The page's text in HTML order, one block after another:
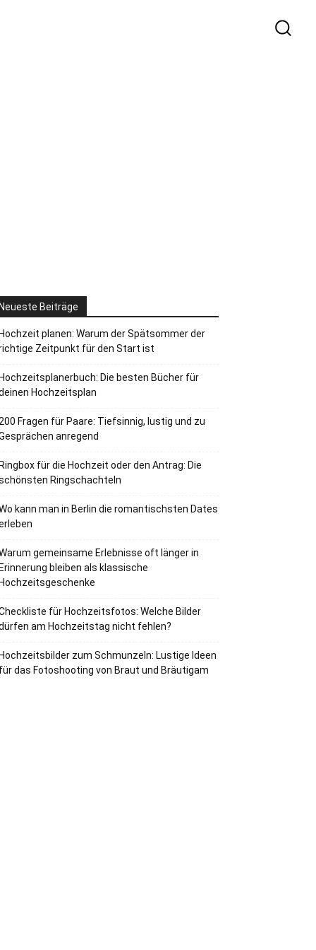
Neueste Beiträge
Hochzeit planen: Warum der Spätsommer der
Zeitpunkt für den Start ist
Hochzeitsplanerbuch: Die besten Bücher für
Hochzeitsplan
200 Fragen für Paare: Tiefsinnig, lustig und zu
anregend
Ringbox für die Hochzeit oder den Antrag: Die
Ringschachteln
kann man in Berlin die romantischsten Dates
gemeinsame Erlebnisse oft länger in
Erinnerung bleiben als klassische
Hochzeitsgeschenke
für Hochzeitsfotos: Welche Bilder
am Hochzeitstag nicht fehlen?
Hochzeitsbilder zum Schmunzeln: Lustige Ideen
für das Fotoshooting von Braut und Bräutigam